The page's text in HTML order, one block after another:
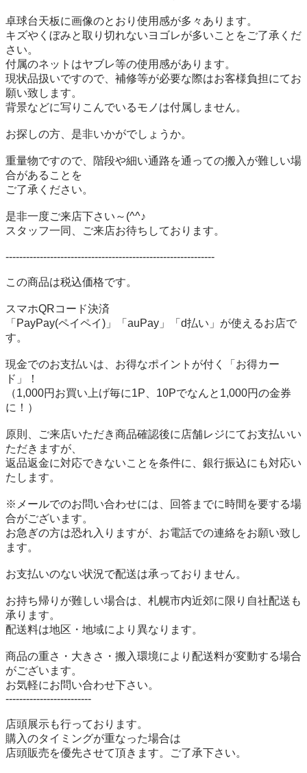
卓球台天板に画像のとおり使用感が多々あります。
キズやくぼみと取り切れないヨゴレが多いことをご了承くだ
さい。
付属のネットはヤブレ等の使用感があります。
現状品扱いですので、補修等が必要な際はお客様負担にてお
願い致します。
背景などに写りこんでいるモノは付属しません。
お探しの方、是非いかがでしょうか。
重量物ですので、階段や細い通路を通っての搬入が難しい場
合があることを
ご了承ください。
是非一度ご来店下さい～(^^♪
スタッフ一同、ご来店お待ちしております。
-------------------------------------------------------------
この商品は税込価格です。
スマホQRコード決済
「PayPay(ペイペイ)」「auPay」「d払い」が使えるお店で
す。
現金でのお支払いは、お得なポイントが付く「お得カー
ド」！
（1,000円お買い上げ毎に1P、10Pでなんと1,000円の金券
に！）
原則、ご来店いただき商品確認後に店舗レジにてお支払いい
ただきますが、
返品返金に対応できないことを条件に、銀行振込にも対応い
たします。
※メールでのお問い合わせには、回答までに時間を要する場
合がございます。
お急ぎの方は恐れ入りますが、お電話での連絡をお願い致し
ます。
お支払いのない状況で配送は承っておりません。
お持ち帰りが難しい場合は、札幌市内近郊に限り自社配送も
承ります。
配送料は地区・地域により異なります。
商品の重さ・大きさ・搬入環境により配送料が変動する場合
がございます。
お気軽にお問い合わせ下さい。
-------------------------
店頭展示も行っております。
購入のタイミングが重なった場合は
店頭販売を優先させて頂きます。ご了承下さい。